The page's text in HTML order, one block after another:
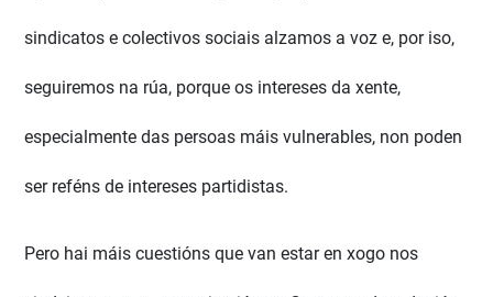
sindicatos e colectivos sociais alzamos a voz e, por iso,
seguiremos na rúa, porque os intereses da xente,
especialmente das persoas máis vulnerables, non poden
ser reféns de intereses partidistas.
Pero hai máis cuestións que van estar en xogo nos